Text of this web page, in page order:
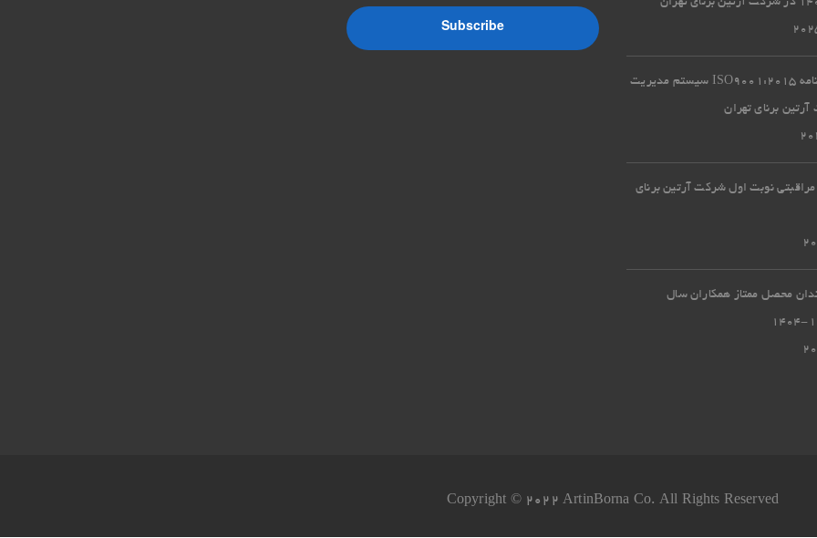
تمدید گواهینامه ISO9001:2015 سیستم مدیریت
برنای تهران
نوبت اول شرکت آرتین برنای
محصل ممتاز همکاران سال
Copyright © 2022 ArtinBorna Co. All Rights Reserved